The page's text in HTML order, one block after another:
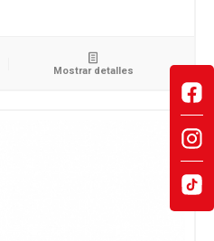
Mostrar detalles